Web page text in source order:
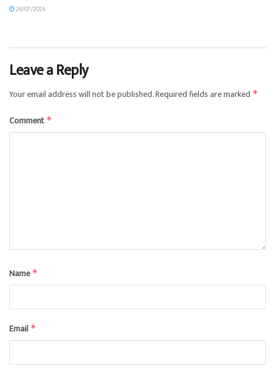
26/07/2026
Leave a Reply
Your email address will not be published.Required fields are marked *
Comment *
Name*
Email *